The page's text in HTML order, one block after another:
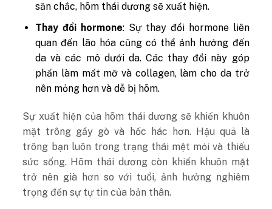
săn chắc, hõm thái dương sẽ xuất hiện.
Thay đổi hormone: Sự thay đổi hormone liên
quan đến lão hóa cũng có thể ảnh hưởng đến
da và các mô dưới da. Các thay đổi này góp
phần làm mất mỡ và collagen, làm cho da trở
nên mỏng hơn và dễ bị hõm.
Sự xuất hiện của hõm thái dương sẽ khiến khuôn
mặt trông gầy gò và hốc hác hơn. Hậu quả là
trông bạn luôn trong trạng thái mệt mỏi và thiếu
sức sống. Hõm thái dương còn khiến khuôn mặt
trở nên già hơn so với tuổi, ảnh hưởng nghiêm
trọng đến sự tự tin của bản thân.